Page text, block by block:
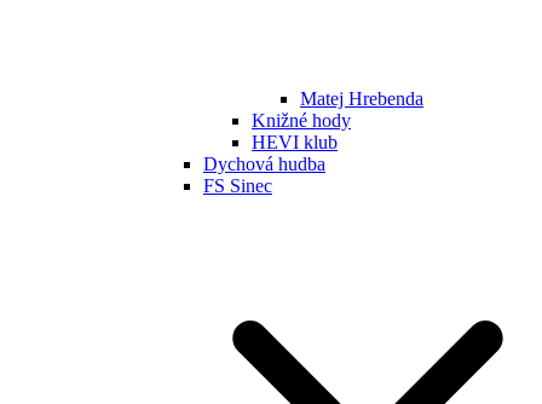
Matej Hrebenda
Knižné hody
HEVI klub
Dychová hudba
FS Sinec